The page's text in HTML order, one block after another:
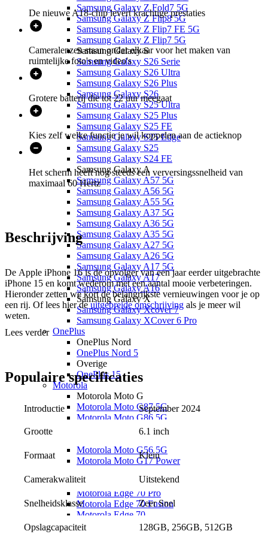
Samsung Galaxy Z Fold7 5G
Samsung Galaxy Z Flip8 5G
Samsung Galaxy Z Flip7 FE 5G
Samsung Galaxy Z Flip7 5G
Samsung Galaxy S
Samsung Galaxy S26 Serie
Samsung Galaxy S26 Ultra
Samsung Galaxy S26 Plus
Samsung Galaxy S26
Samsung Galaxy S25 Ultra
Samsung Galaxy S25 Plus
Samsung Galaxy S25 FE
Samsung Galaxy S25 Edge
Samsung Galaxy S25
Samsung Galaxy S24 FE
Samsung Galaxy A
Samsung Galaxy A57 5G
Samsung Galaxy A56 5G
Samsung Galaxy A55 5G
Samsung Galaxy A37 5G
Samsung Galaxy A36 5G
Samsung Galaxy A35 5G
Samsung Galaxy A27 5G
Samsung Galaxy A26 5G
Samsung Galaxy A17 5G
Samsung Galaxy A17
Samsung Galaxy A16
Samsung Galaxy X
Samsung Galaxy Xcover 7
Samsung Galaxy XCover 6 Pro
OnePlus
OnePlus Nord
OnePlus Nord 5
Overige
OnePlus 15
Motorola
Motorola Moto G
Motorola Moto G87 5G
Motorola Moto G86 5G
Motorola Moto G77
Motorola Moto G56 5G
Motorola Moto G17 Power
Motorola Edge
Motorola Edge 70 Pro
Motorola Edge 70 Fusion
Motorola Edge 70
Motorola Edge 60 Pro
De nieuwe A18-chip levert krachtige prestaties
Cameralenzen staan onder elkaar voor het maken van
ruimtelijke foto's en video's
Grotere batterij die tot 22 uur meegaat
Kies zelf welke functie je wil koppelen aan de actieknop
Het scherm heeft nog steeds een verversingssnelheid van
maximaal 60 Hertz
Beschrijving
De Apple iPhone 16 is de opvolger van een jaar eerder uitgebrachte
iPhone 15 en komt wederom met een aantal mooie verbeteringen.
Hieronder zetten we kort de belangrijkste vernieuwingen voor je op
een rij. Of lees hier deuitgebreide omschrijving als je meer wil
weten.
6,1 inch scherm
De camera's zijn verticaal in het camera-eiland onder elkaar
Krachtige A18-chip
Cameraregelaar om de camera mee te bedienen
Mute-schakelaar is nu een actieknop
USB-C aansluiting
Kleuren: blauw, groen, roze, wit en zwart
Opslagcapaciteit: 128, 256 of 512 GB
Zoek je een andere telefoon uit deApple iPhone 16-serie
iPhone 16 Plus,iPhone 16 ProeniPhone 16 Pro Max
Mobiel.nl.
Lees verder
Populairespecificaties
Introductie September 2024
Grootte 6.1 inch
Formaat Klein
Camerakwaliteit Uitstekend
Snelheidsklasse Zeer Snel
Opslagcapaciteit
128GB, 256GB, 512GB